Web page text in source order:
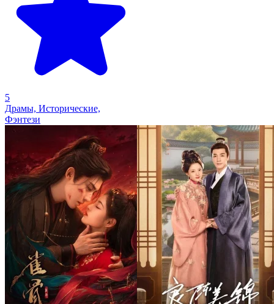
5
Драмы, Исторические,
Фэнтези